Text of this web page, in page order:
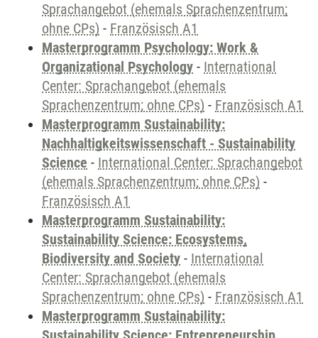
Sprachangebot (ehemals Sprachenzentrum;
ohne CPs) - Französisch A1
Masterprogramm Psychology: Work &
Organizational Psychology - International
Center: Sprachangebot (ehemals
Sprachenzentrum; ohne CPs) - Französisch A1
Masterprogramm Sustainability:
Nachhaltigkeitswissenschaft - Sustainability
Science - International Center: Sprachangebot
(ehemals Sprachenzentrum; ohne CPs) -
Französisch A1
Masterprogramm Sustainability:
Sustainability Science: Ecosystems,
Biodiversity and Society - International
Center: Sprachangebot (ehemals
Sprachenzentrum; ohne CPs) - Französisch A1
Masterprogramm Sustainability: